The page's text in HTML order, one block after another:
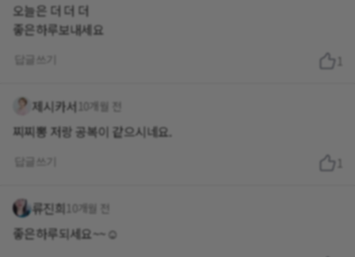
오늘은 더 더 더
좋은하루보내세요
1
제시카서 10개월 전
찌찌뽕 저랑 공복이 같으시네요.
1
류진희 10개월 전
좋은하루되세요~~☺️